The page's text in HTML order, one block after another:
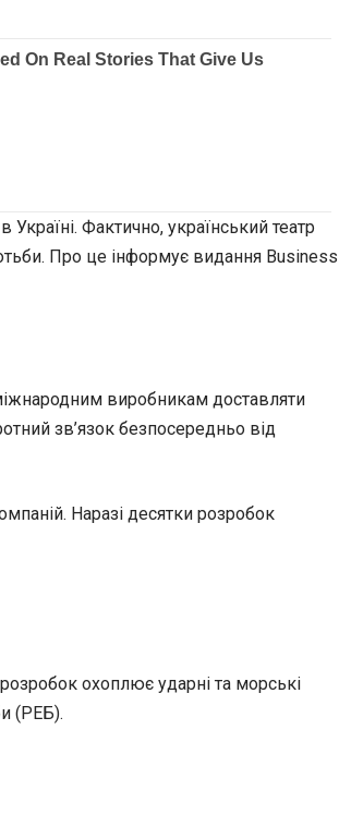
Фактично, український театр
Про це інформує видання Business
виробникам доставляти
зв’язок безпосередньо від
Наразі десятки розробок
охоплює ударні та морські
(РЕБ).